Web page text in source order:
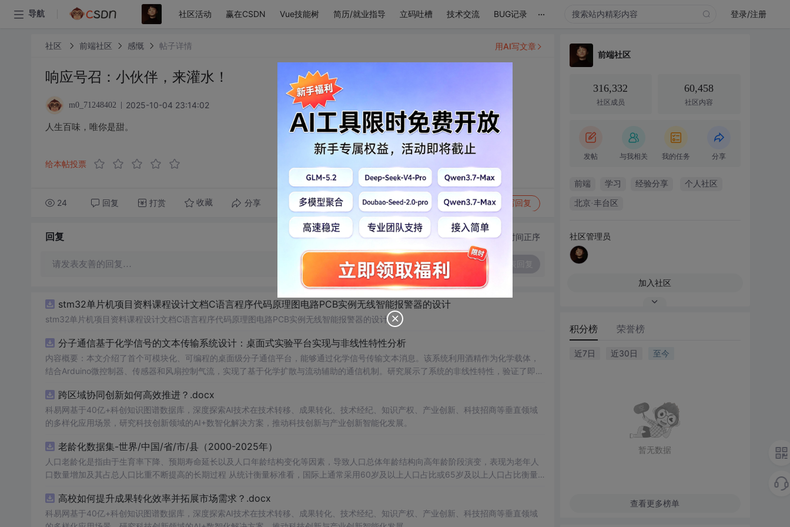
导航 社区活动 赢在CSDN Vue技能树 简历/就业指导 立码吐槽 技术交流 BUG记录 ... 登录/注册
社区 前端社区 感慨 帖子详情
响应号召：小伙伴，来灌水！
m0_71248402 2025-10-04 23:14:02
人生百味，唯你是甜。
给本帖投票
24 回复 打赏 收藏 分享 转发到动态 举报 写回复
用AI写文章
回复 切换为时间正序
请发表友善的回复…
stm32单片机项目资料课程设计文档C语言程序代码原理图电路PCB实例无线智能报警器的设计
stm32单片机项目资料课程设计文档C语言程序代码原理图电路PCB实例无线智能报警器的设计
分子通信基于化学信号的文本传输系统设计：桌面式实验平台实现与非线性特性分析
内容概要：本文介绍了首个可模块化、可编程的桌面级分子通信平台，能够通过化学信号传输文本消息。该系统利用酒精作为化学载体，
结合Arduino微控制器、传感器和风扇控制气流，实现了基于化学扩散与流动辅助的通信机制。研究展示了系统的非线性特性，验证了即使
本、易复现的硬件平台。; 适合人群：具备电子工程、通信系统或交叉学科背景，从事纳米技术、生物通信或新型通信系统研究的科研人员
及研究生。; 使用场景及目标：①用于教学演示和科研实验中展示分子通信的基本原理；②作为测试平台研究非线性信道建模、环境干
扰、流量调控对通信性能的影响；③推动面向管道、地下、水下或体内等电磁不可行场景的替代通信技术发展。; 阅读建议：此资源强调
分子通信系统的实际挑战与优化方向。
跨区域协同创新如何高效推进？.docx
科易网基于40亿+科创知识图谱数据库，深度探索AI技术在技术转移、成果转化、技术经纪、知识产权、产业创新、科技招商等垂直领域
的多样化应用场景，研究科技创新领域的AI+数智化解决方案，推动科技创新与产业创新智能化发展。
老龄化数据集-世界/中国/省/市/县（2000-2025年）
人口老龄化是指由于生育率下降、预期寿命延长以及人口年龄结构变化等因素，导致人口总体年龄结构向高年龄阶段演变，表现为老年人
口数量增加及其占总人口比重不断提高的长期过程 从统计衡量标准看，国际上通常采用60岁及以上人口占比或65岁及以上人口占比衡量
超老龄化社会。老年人口比重是衡量区域人口老龄化水平最核心、最常用的指标 学术研究中，老龄化数据已成为研究人口结构变化与经济
发展关系的重要基础数据资源。系统整理了世界、中国、省份、地级市、区县等层面的老龄化相关指标数据，含65岁及以上人口、65岁及
高校如何提升成果转化效率并拓展市场需求？.docx
科易网基于40亿+科创知识图谱数据库，深度探索AI技术在技术转移、成果转化、技术经纪、知识产权、产业创新、科技招商等垂直领域
前端社区
316,332
社区成员
60,458
社区内容
发帖 与我相关 我的任务 分享
前端 学习 经验分享 个人社区
北京·丰台区
社区管理员
加入社区
积分榜 荣誉榜
近7日 近30日 至今
暂无数据
查看更多榜单